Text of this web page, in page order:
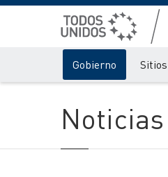
Gobierno
Noticias